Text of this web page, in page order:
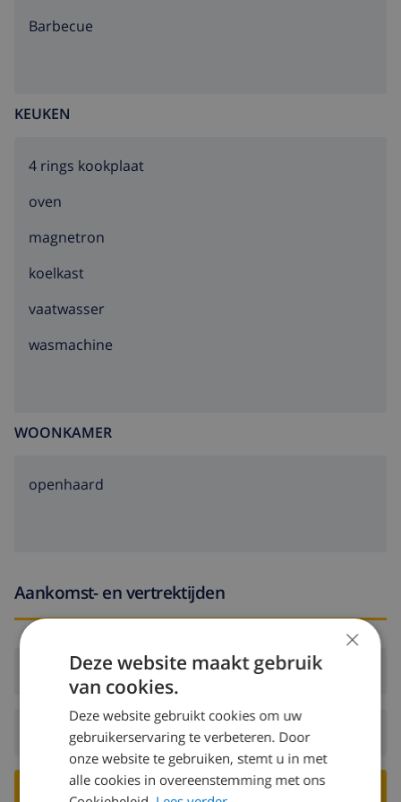
barbecue
KEUKEN
4 rings kookplaat
oven
magnetron
koelkast
vaatwasser
wasmachine
WOONKAMER
openhaard
Aankomst- en vertrektijden
Aankomst:Vanaf 16:00 voor 19:00
Vertrek:Voor: 10:00
BOEK DEZE VILLA ›
×
Deze website maakt gebruik
van cookies.
Deze website gebruikt cookies om uw
gebruikerservaring te verbeteren. Door
onze website te gebruiken, stemt u in met
alle cookies in overeenstemming met ons